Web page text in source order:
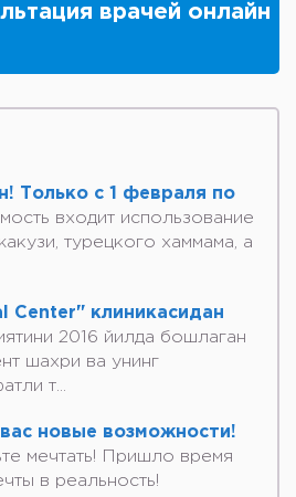
врачей онлайн
Только с 1 февраля по
входит использование
турецкого хаммама, а
Center" клиникасидан
2016 йилда бошлаган
шахри ва унинг
т...
новые возможности!
мечтать! Пришло время
в реальность!